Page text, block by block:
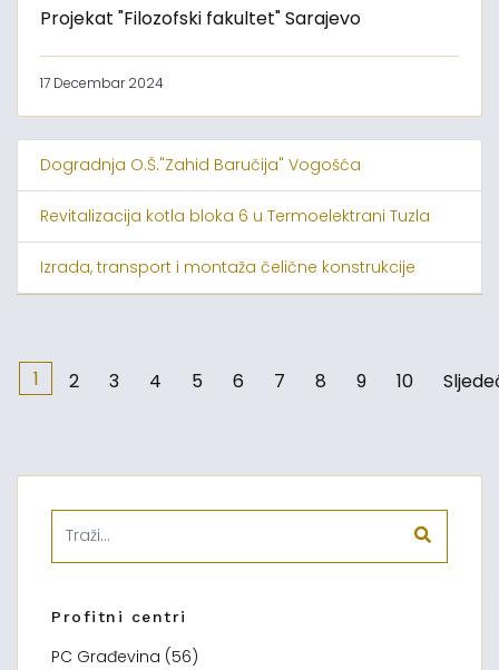
Projekat "Filozofski fakultet" Sarajevo
17 Decembar 2024
Dogradnja O.Š."Zahid Baručija" Vogošća
Revitalizacija kotla bloka 6 u Termoelektrani Tuzla
Izrada, transport i montaža čelične konstrukcije
1 2 3 4 5 6 7 8 9 10
Profitni centri
PC Građevina (56)